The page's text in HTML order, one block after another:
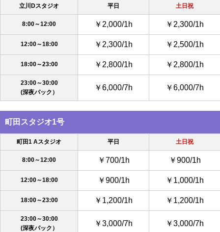
立川Dスタジオ 平日 土日祝
8:00～12:00 ￥2,000/1h ￥2,300/1h
12:00～18:00 ￥2,300/1h ￥2,500/1h
18:00～23:00 ￥2,800/1h ￥2,800/1h
23:00～30:00
(深夜パック）
￥6,000/7h ￥6,000/7h
町田スタジオ1号
町田1 Aスタジオ 平日 土日祝
8:00～12:00 ￥700/1h ￥900/1h
12:00～18:00 ￥900/1h ￥1,000/1h
18:00～23:00 ￥1,200/1h ￥1,200/1h
23:00～30:00
(深夜パック）
￥3,000/7h ￥3,000/7h